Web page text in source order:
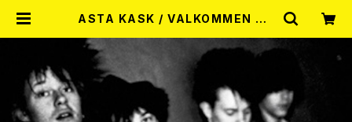
ASTA KASK / VALKOMMEN HE
P | RECORD SHOP MISERY